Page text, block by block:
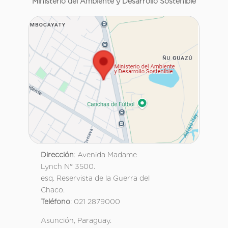
Dirección: Avenida Madame
Lynch N° 3500.
esq. Reservista de la Guerra del
Chaco.
Teléfono: 021 2879000
Asunción, Paraguay.